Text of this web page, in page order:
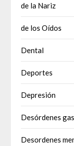
de la Nariz
de los Oídos
Dental
Deportes
Depresión
Desórdenes
Desordenes